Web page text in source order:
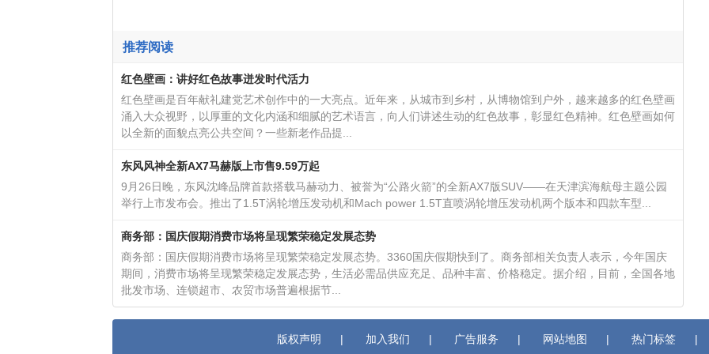
推荐阅读
红色壁画：讲好红色故事迸发时代活力
红色壁画是百年献礼建党艺术创作中的一大亮点。近年来，从城市到乡村，从博物馆到户外，越来越多的红色壁画
涌入大众视野，以厚重的文化内涵和细腻的艺术语言，向人们讲述生动的红色故事，彰显红色精神。红色壁画如何
以全新的面貌点亮公共空间？一些新老作品提...
东风风神全新AX7马赫版上市售9.59万起
9月26日晚，东风沈峰品牌首款搭载马赫动力、被誉为“公路火箭”的全新AX7版SUV——在天津滨海航母主题公园
举行上市发布会。推出了1.5T涡轮增压发动机和Mach power 1.5T直喷涡轮增压发动机两个版本和四款车型...
商务部：国庆假期消费市场将呈现繁荣稳定发展态势
商务部：国庆假期消费市场将呈现繁荣稳定发展态势。3360国庆假期快到了。商务部相关负责人表示，今年国庆
期间，消费市场将呈现繁荣稳定发展态势，生活必需品供应充足、品种丰富、价格稳定。据介绍，目前，全国各地
批发市场、连锁超市、农贸市场普遍根据节...
版权声明 | 加入我们 | 广告服务 | 网站地图 | 热门标签 |